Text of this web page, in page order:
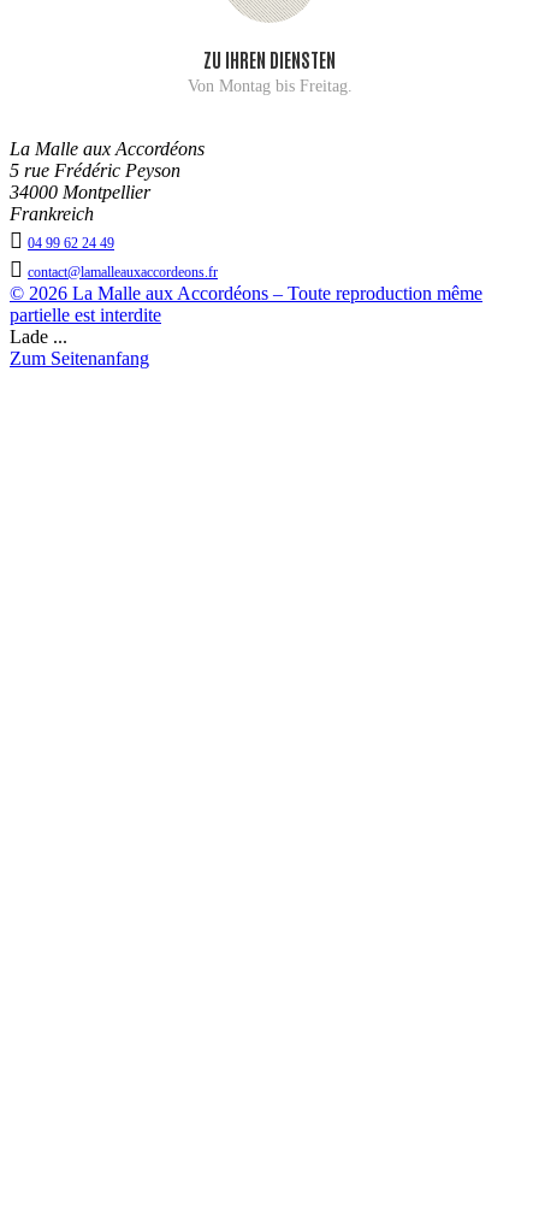
ZU IHREN DIENSTEN
Von Montag bis Freitag.
La Malle aux Accordéons
5 rue Frédéric Peyson
34000 Montpellier
Frankreich
 04 99 62 24 49
 contact@lamalleauxaccordeons.fr
© 2026 La Malle aux Accordéons – Toute reproduction même
partielle est interdite
Lade ...
Zum Seitenanfang